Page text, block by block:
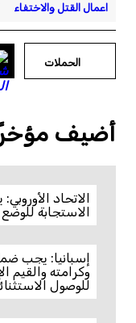
اعمال القتل والاختفاء
الحملات
أضيف
الاتحاد
الاستجابة
إسبانيا: يجب
وكرامته والقيم
للوصول